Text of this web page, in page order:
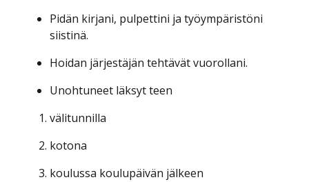
Pidän kirjani, pulpettini ja työympäristöni
siistinä.
Hoidan järjestäjän tehtävät vuorollani.
Unohtuneet läksyt teen
välitunnilla
kotona
koulussa koulupäivän jälkeen